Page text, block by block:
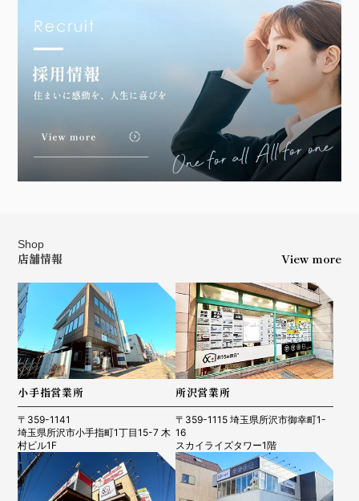
Shop
店舗情報 View more
小手指営業所
〒359-1141
埼玉県所沢市小手指町1丁目15-7 木
村ビル1F
所沢営業所
〒359-1115 埼玉県所沢市御幸町1-
16
スカイライズタワー1階